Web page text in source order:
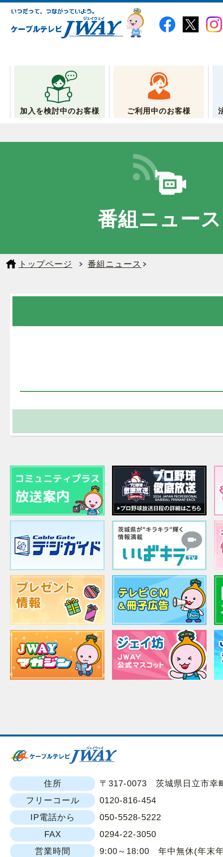
加入を検討中のお客様 ご利用中のお客様
番組ニュース
トップページ 番組ニュース
住所
〒317-0073 茨城県日立市幸
フリーコール
0120-816-454
IP電話から
050-5528-5222
FAX
0294-22-3050
営業時間
9:00～18:00 年中無休(年末